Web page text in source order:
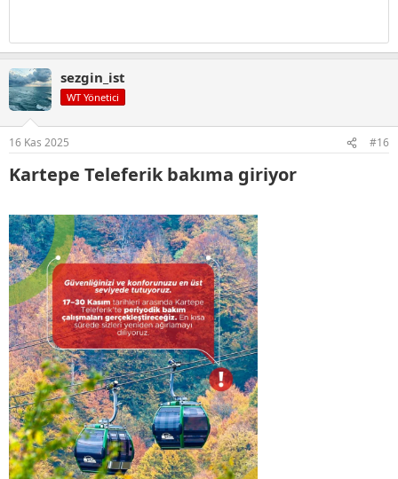
sezgin_ist
WT Yönetici
16 Kas 2025 #16
Kartepe Teleferik bakıma giriyor​